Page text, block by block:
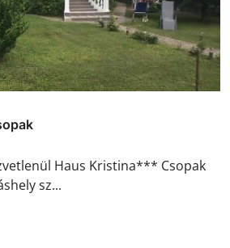
Haus Kristina*** Csopak
sz...